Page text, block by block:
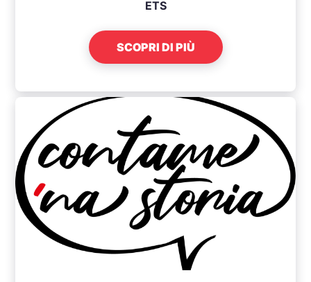
ETS
SCOPRI DI PIÙ